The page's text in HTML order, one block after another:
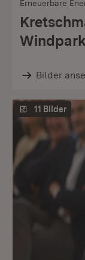
Erneuerbare
Bilder
11 Bilder